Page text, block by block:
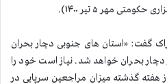
مهر ۵ تیر ۱۴۰۰).
گفت: «استان های جنوبی دچار بحران
دچار بحران خواهد شد. نیاز است خود را
هفته گذشته میزان مراجعین سرپایی در